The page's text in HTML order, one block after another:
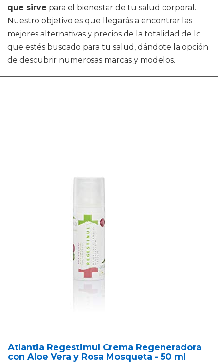
que sirve para el bienestar de tu salud corporal.
Nuestro objetivo es que llegarás a encontrar las
mejores alternativas y precios de la totalidad de lo
que estés buscado para tu salud, dándote la opción
de descubrir numerosas marcas y modelos.
Atlantia Regestimul Crema Regeneradora
con Aloe Vera y Rosa Mosqueta - 50 ml